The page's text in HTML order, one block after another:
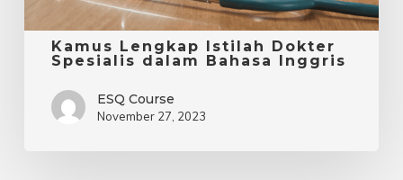
Kamus Lengkap Istilah Dokter
Spesialis dalam Bahasa Inggris
ESQ Course
November 27, 2023